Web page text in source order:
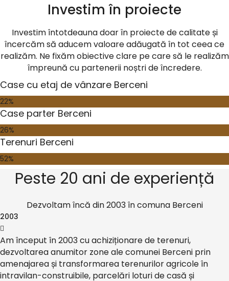
Investim în proiecte
Investim întotdeauna doar în proiecte de calitate și
încercăm să aducem valoare adăugată în tot ceea ce
realizăm. Ne fixăm obiective clare pe care să le realizăm
împreună cu partenerii noștri de încredere.
Case cu etaj de vânzare Berceni
22%
Case parter Berceni
26%
Terenuri Berceni
52%
Peste 20 ani de experiență
Dezvoltam încă din 2003 în comuna Berceni
2003
Am început în 2003 cu achiziționare de terenuri,
dezvoltarea anumitor zone ale comunei Berceni prin
amenajarea și transformarea terenurilor agricole în
intravilan-construibile, parcelări loturi de casă și